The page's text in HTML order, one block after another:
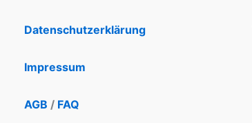
Datenschutzerklärung
Impressum
AGB / FAQ